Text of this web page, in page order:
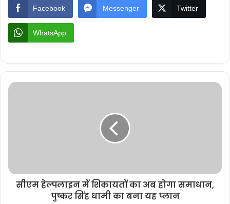
Facebook Messenger Twitter
WhatsApp
सीएम हेल्पलाइन में शिकायतों का अब होगा समाधान,
पुष्कर सिंह धामी का बना यह प्लान